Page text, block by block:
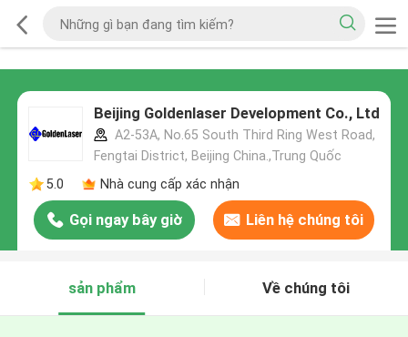
Beijing Goldenlaser Development Co., Ltd
A2-53A, No.65 South Third Ring West Road,
Fengtai District, Beijing China.,Trung Quốc
5.0
Nhà cung cấp xác nhận
Gọi ngay bây giờ Liên hệ chúng tôi
sản phẩm Về chúng tôi